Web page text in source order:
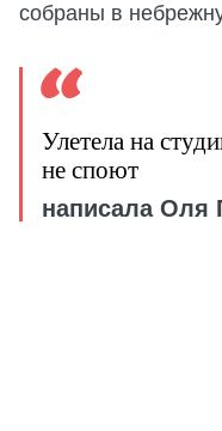
собраны в
Улетела на
не споют
написала Оля